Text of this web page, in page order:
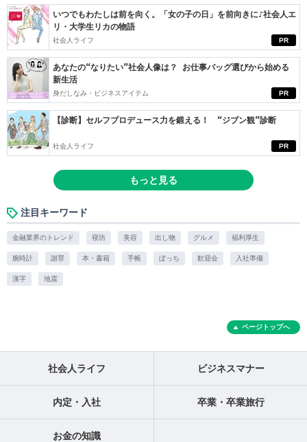
PR
いつでもわたしは前を向く。「女の子の日」を前向きに♪社会人エ
リ・大学生リカの物語
社会人ライフ
PR
あなたの“なりたい”社会人像は？ お仕事バッグ選びから始める
新生活
身だしなみ・ビジネスアイテム
PR
【診断】セルフプロデュース力を鍛える！ “ジブン観”診断
社会人ライフ
もっと見る
注目キーワード
金融業界のトレンド 寝坊 美容 出し物 グルメ 福利厚生
腕時計 謝罪 本・書籍 手帳 ぼっち 歓迎会 入社準備
漢字 地震
ページトップへ
社会人ライフ ビジネスマナー
内定・入社 卒業・卒業旅行
お金の知識